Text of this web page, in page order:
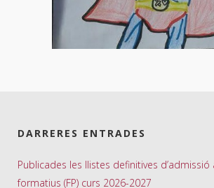
DARRERES ENTRADES
Publicades les llistes definitives d’admissió
formatius (FP) curs 2026-2027